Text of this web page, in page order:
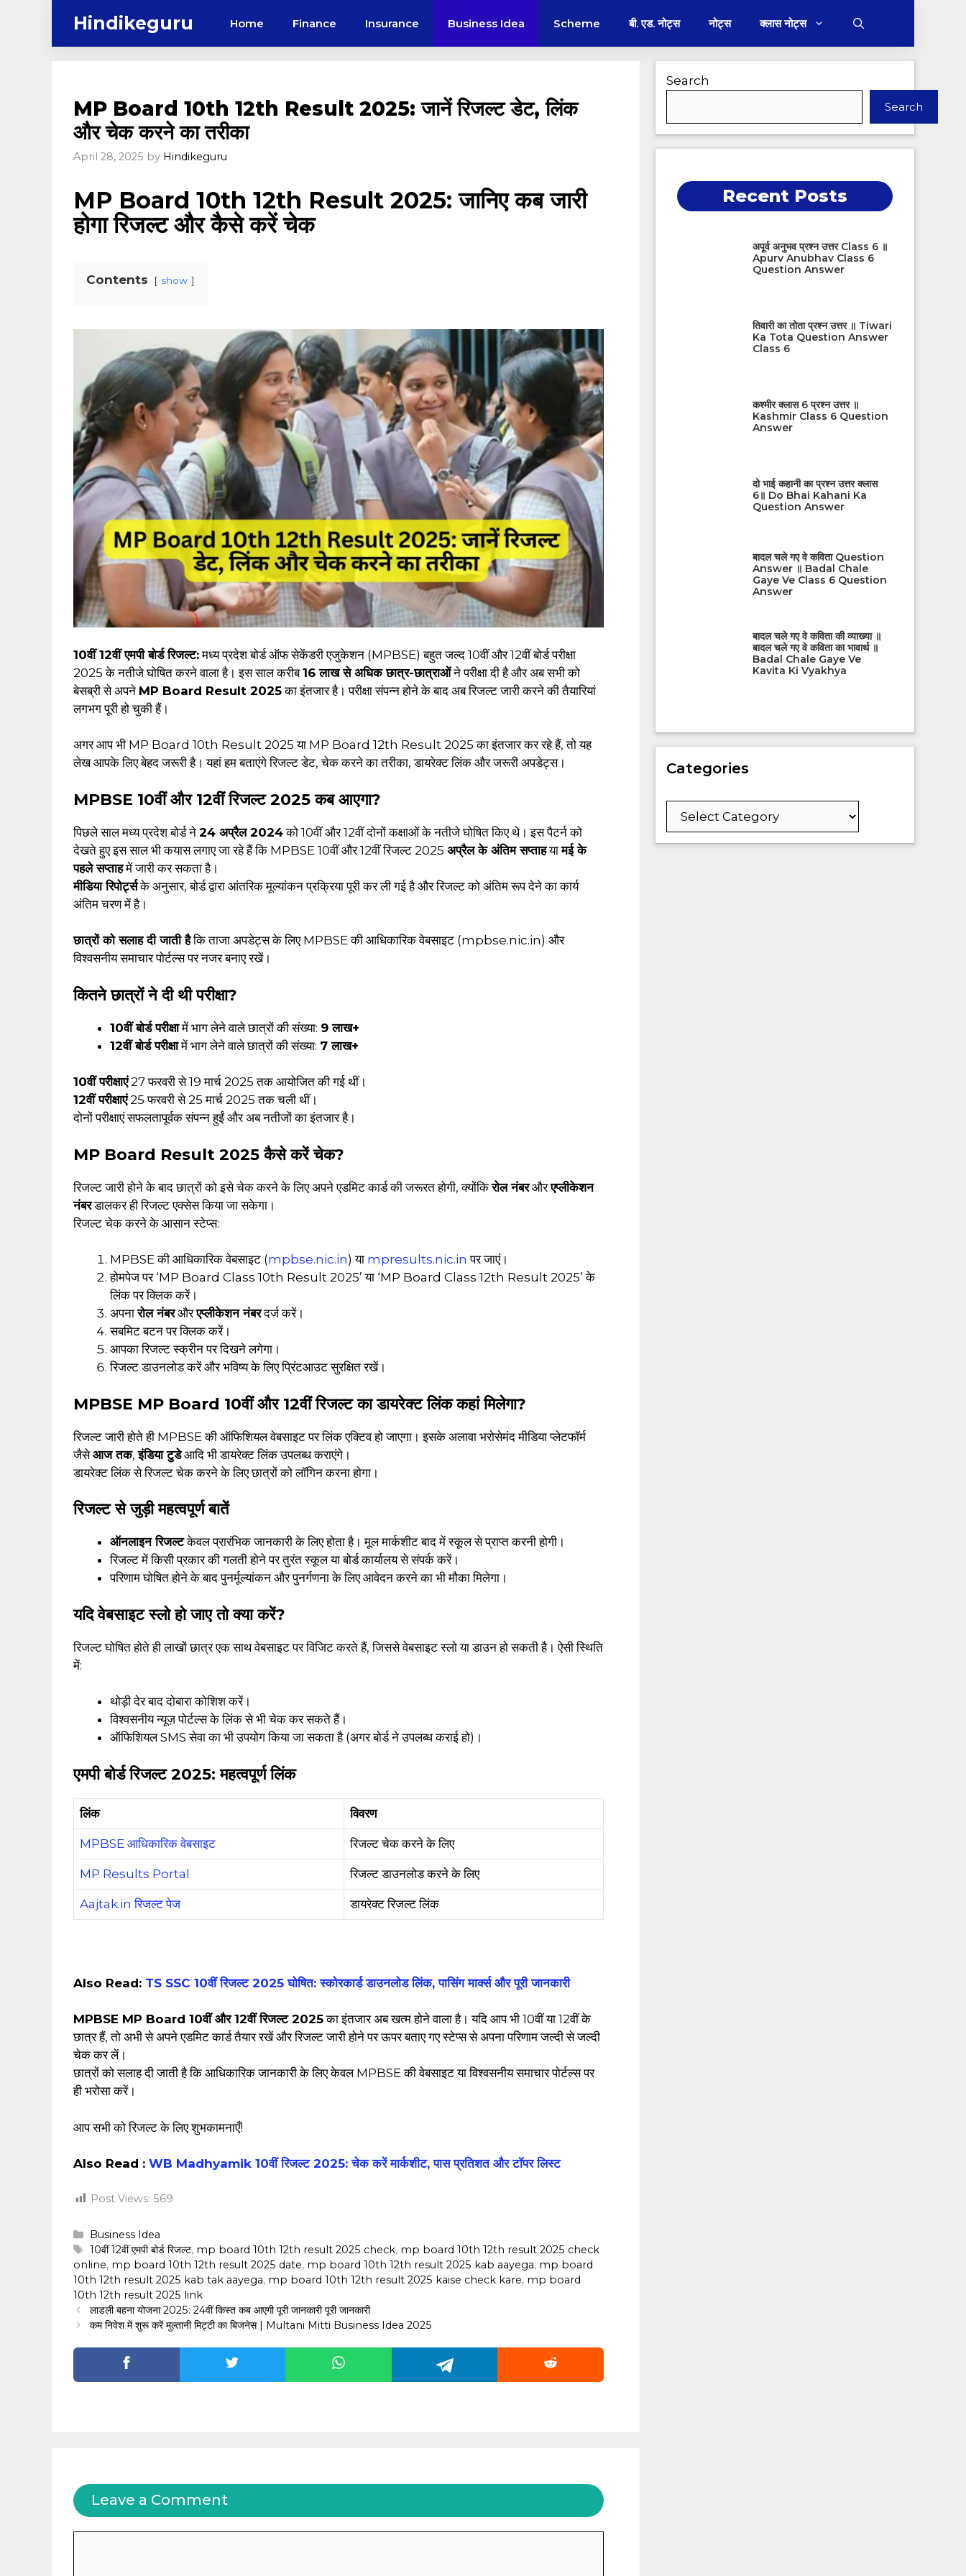
Hindikeguru Home Finance Insurance Business Idea Scheme बी. एड. नोट्स नोट्स क्लास नोट्स
MP Board 10th 12th Result 2025: जानें रिजल्ट डेट, लिंक
और चेक करने का तरीका
April 28, 2025 by Hindikeguru
MP Board 10th 12th Result 2025: जानिए कब जारी
होगा रिजल्ट और कैसे करें चेक
Contents show
10वीं 12वीं एमपी बोर्ड रिजल्ट:मध्य प्रदेश बोर्ड ऑफ सेकेंडरी एजुकेशन (MPBSE) बहुत जल्द 10वीं और 12वीं बोर्ड परीक्षा
2025 के नतीजे घोषित करने वाला है। इस साल करीब16 लाख से अधिक छात्र-छात्राओंने परीक्षा दी है और अब सभी को
बेसब्री से अपने MP Board Result 2025का इंतजार है। परीक्षा संपन्न होने के बाद अब रिजल्ट जारी करने की तैयारियां
लगभग पूरी हो चुकी हैं।
अगर आप भी MP Board 10th Result 2025 या MP Board 12th Result 2025 का इंतजार कर रहे हैं, तो यह
लेख आपके लिए बेहद जरूरी है। यहां हम बताएंगे रिजल्ट डेट, चेक करने का तरीका, डायरेक्ट लिंक और जरूरी अपडेट्स।
MPBSE 10वीं और 12वीं रिजल्ट 2025 कब आएगा?
पिछले साल मध्य प्रदेश बोर्ड ने 24 अप्रैल 2024को 10वीं और 12वीं दोनों कक्षाओं के नतीजे घोषित किए थे। इस पैटर्न को
देखते हुए इस साल भी कयास लगाए जा रहे हैं कि MPBSE 10वीं और 12वीं रिजल्ट 2025 अप्रैल के अंतिम सप्ताहयामई के
पहले सप्ताहमें जारी कर सकता है।
मीडिया रिपोर्ट्सके अनुसार, बोर्ड द्वारा आंतरिक मूल्यांकन प्रक्रिया पूरी कर ली गई है और रिजल्ट को अंतिम रूप देने का कार्य
अंतिम चरण में है।
छात्रों को सलाह दी जाती हैकि ताजा अपडेट्स के लिए MPBSE की आधिकारिक वेबसाइट (mpbse.nic.in) और
विश्वसनीय समाचार पोर्टल्स पर नजर बनाए रखें।
कितने छात्रों ने दी थी परीक्षा?
10वीं बोर्ड परीक्षामें भाग लेने वाले छात्रों की संख्या: 9 लाख+
12वीं बोर्ड परीक्षामें भाग लेने वाले छात्रों की संख्या: 7 लाख+
10वीं परीक्षाएं27 फरवरी से 19 मार्च 2025 तक आयोजित की गई थीं।
12वीं परीक्षाएं25 फरवरी से 25 मार्च 2025 तक चली थीं।
दोनों परीक्षाएं सफलतापूर्वक संपन्न हुईं और अब नतीजों का इंतजार है।
MP Board Result 2025 कैसे करें चेक?
रिजल्ट जारी होने के बाद छात्रों को इसे चेक करने के लिए अपने एडमिट कार्ड की जरूरत होगी, क्योंकिरोल नंबरऔरएप्लीकेशन
नंबरडालकर ही रिजल्ट एक्सेस किया जा सकेगा।
रिजल्ट चेक करने के आसान स्टेप्स:
MPBSE की आधिकारिक वेबसाइट (mpbse.nic.in) या mpresults.nic.in पर जाएं।
होमपेज पर ‘MP Board Class 10th Result 2025’ या ‘MP Board Class 12th Result 2025’ के
लिंक पर क्लिक करें।
अपनारोल नंबरऔरएप्लीकेशन नंबरदर्ज करें।
सबमिट बटन पर क्लिक करें।
आपका रिजल्ट स्क्रीन पर दिखने लगेगा।
रिजल्ट डाउनलोड करें और भविष्य के लिए प्रिंटआउट सुरक्षित रखें।
MPBSE MP Board 10वीं और 12वीं रिजल्ट का डायरेक्ट लिंक कहां मिलेगा?
रिजल्ट जारी होते ही MPBSE की ऑफिशियल वेबसाइट पर लिंक एक्टिव हो जाएगा। इसके अलावा भरोसेमंद मीडिया प्लेटफॉर्म
जैसेआज तक,इंडिया टुडेआदि भी डायरेक्ट लिंक उपलब्ध कराएंगे।
डायरेक्ट लिंक से रिजल्ट चेक करने के लिए छात्रों को लॉगिन करना होगा।
रिजल्ट से जुड़ी महत्वपूर्ण बातें
ऑनलाइन रिजल्टकेवल प्रारंभिक जानकारी के लिए होता है। मूल मार्कशीट बाद में स्कूल से प्राप्त करनी होगी।
रिजल्ट में किसी प्रकार की गलती होने पर तुरंत स्कूल या बोर्ड कार्यालय से संपर्क करें।
परिणाम घोषित होने के बाद पुनर्मूल्यांकन और पुनर्गणना के लिए आवेदन करने का भी मौका मिलेगा।
यदि वेबसाइट स्लो हो जाए तो क्या करें?
रिजल्ट घोषित होते ही लाखों छात्र एक साथ वेबसाइट पर विजिट करते हैं, जिससे वेबसाइट स्लो या डाउन हो सकती है। ऐसी स्थिति
में:
थोड़ी देर बाद दोबारा कोशिश करें।
विश्वसनीय न्यूज़ पोर्टल्स के लिंक से भी चेक कर सकते हैं।
ऑफिशियल SMS सेवा का भी उपयोग किया जा सकता है (अगर बोर्ड ने उपलब्ध कराई हो)।
एमपी बोर्ड रिजल्ट 2025: महत्वपूर्ण लिंक
लिंक विवरण
MPBSE आधिकारिक वेबसाइट रिजल्ट चेक करने के लिए
MP Results Portal रिजल्ट डाउनलोड करने के लिए
Aajtak.in रिजल्ट पेज डायरेक्ट रिजल्ट लिंक
Also Read: TS SSC 10वीं रिजल्ट 2025 घोषित: स्कोरकार्ड डाउनलोड लिंक, पासिंग मार्क्स और पूरी जानकारी
MPBSE MP Board 10वीं और 12वीं रिजल्ट 2025का इंतजार अब खत्म होने वाला है। यदि आप भी 10वीं या 12वीं के
छात्र हैं, तो अभी से अपने एडमिट कार्ड तैयार रखें और रिजल्ट जारी होने पर ऊपर बताए गए स्टेप्स से अपना परिणाम जल्दी से जल्दी
चेक कर लें।
छात्रों को सलाह दी जाती है कि आधिकारिक जानकारी के लिए केवल MPBSE की वेबसाइट या विश्वसनीय समाचार पोर्टल्स पर
ही भरोसा करें।
आप सभी को रिजल्ट के लिए शुभकामनाएँ!
Also Read : WB Madhyamik 10वीं रिजल्ट 2025: चेक करें मार्कशीट, पास प्रतिशत और टॉपर लिस्ट
Post Views: 569
Categories
Business Idea
Tags
10वीं 12वीं एमपी बोर्ड रिजल्ट, ‎mp board 10th 12th result 2025 check, ‎mp board 10th 12th result 2025 check
online, mp board 10th 12th result 2025 date, ‎mp board 10th 12th result 2025 kab aayega, ‎mp board
10th 12th result 2025 kab tak aayega, ‎mp board 10th 12th result 2025 kaise check kare, ‎mp board
10th 12th result 2025 link
लाडली बहना योजना 2025: 24वीं किस्त कब आएगी पूरी जानकारी पूरी जानकारी
कम निवेश में शुरू करें मुल्तानी मिट्टी का बिजनेस | Multani Mitti Business Idea 2025
Leave a Comment
Search
Search
Recent Posts
अपूर्व अनुभव प्रश्न उत्तर Class 6 ॥
Apurv Anubhav Class 6
Question Answer
तिवारी का तोता प्रश्न उत्तर ॥ Tiwari
Ka Tota Question Answer
Class 6
कश्मीर क्लास 6 प्रश्न उत्तर ॥
Kashmir Class 6 Question
Answer
दो भाई कहानी का प्रश्न उत्तर क्लास
6॥ Do Bhai Kahani Ka
Question Answer
बादल चले गए वे कविता Question
Answer ॥ Badal Chale
Gaye Ve Class 6 Question
Answer
बादल चले गए वे कविता की व्याख्या ॥
बादल चले गए वे कविता का भावार्थ ॥
Badal Chale Gaye Ve
Kavita Ki Vyakhya
Categories
Categories